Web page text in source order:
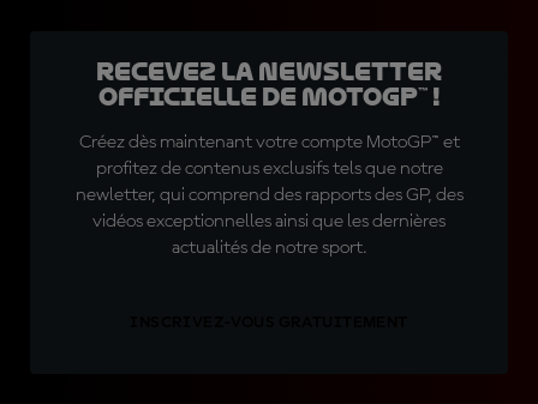
Recevez la Newsletter
officielle de MotoGP™ !
Créez dès maintenant votre compte MotoGP™ et
profitez de contenus exclusifs tels que notre
newletter, qui comprend des rapports des GP, des
vidéos exceptionnelles ainsi que les dernières
actualités de notre sport.